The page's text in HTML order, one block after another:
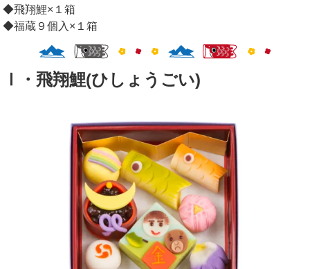
◆飛翔鯉×１箱
◆福蔵９個入×１箱
Ⅰ・飛翔鯉(ひしょうごい)